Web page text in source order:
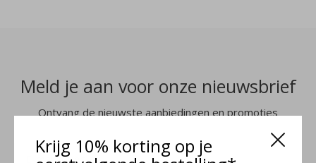
Krijg 10% korting op je
Meld je aan voor onze nieuwsbrief
Ontvang de nieuwste aanbiedingen en promoties
MELD JE AAN